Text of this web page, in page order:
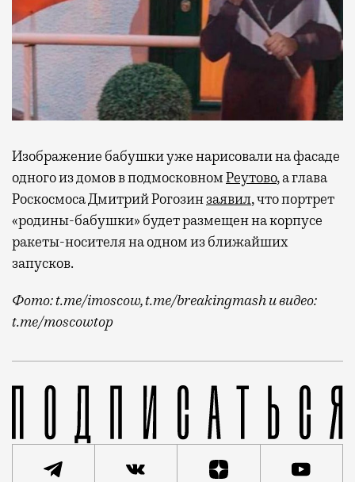
Изображение бабушки уже нарисовали на фасаде
одного из домов в подмосковномРеутово, а глава
Роскосмоса Дмитрий Рогозинзаявил, что портрет
«родины-бабушки» будет размещен на корпусе
ракеты-носителя на одном из ближайших
запусков.
Фото: t.me/imoscow, t.me/breakingmash и видео:
t.me/moscowtop
Разрушителя инсталляции обвиняют в